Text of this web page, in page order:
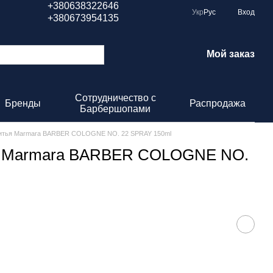
+380638322646
+380673954135
Укр Рус Вход
Мой заказ
Бренды
Сотрудничество с
Барбершопами
Распродажа
Marmara BARBER COLOGNE NO. 22 SPRAY 150ml
BARBER COLOGNE NO.